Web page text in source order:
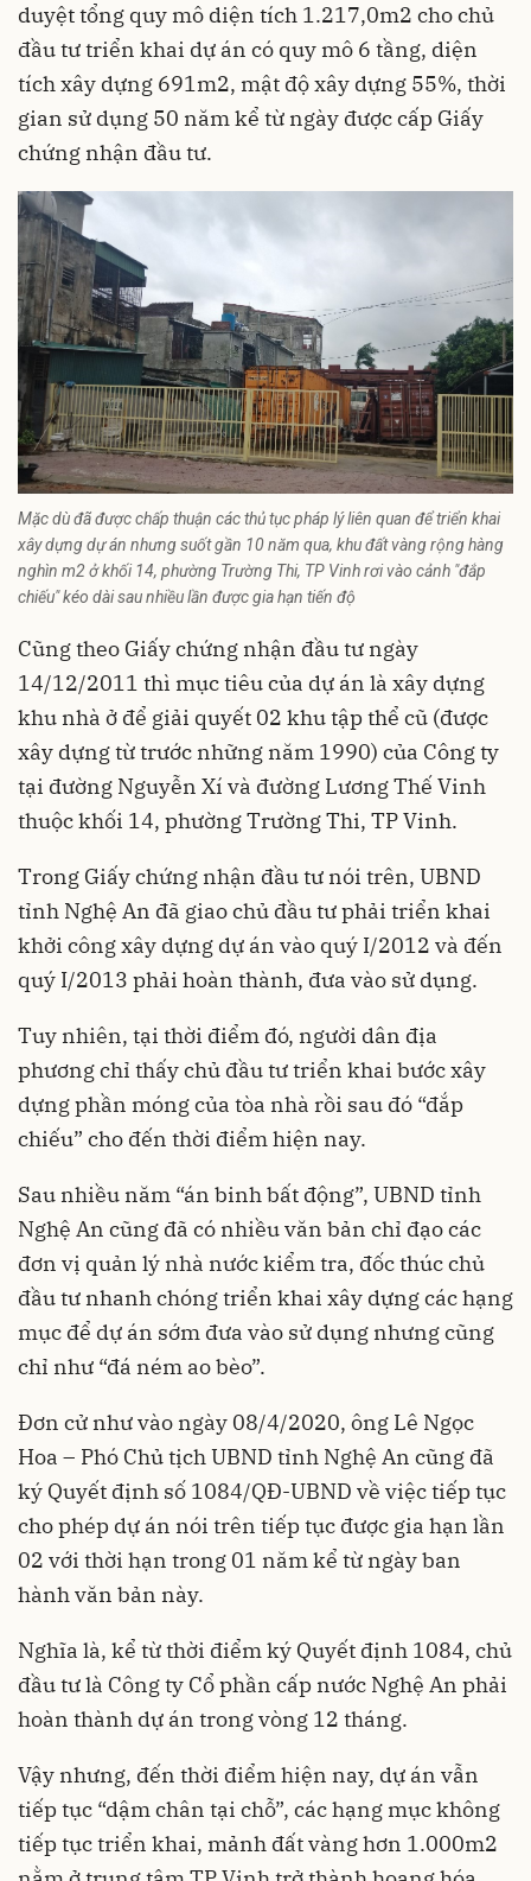
duyệt tổng quy mô diện tích 1.217,0m2 cho chủ
đầu tư triển khai dự án có quy mô 6 tầng, diện
tích xây dựng 691m2, mật độ xây dựng 55%, thời
gian sử dụng 50 năm kể từ ngày được cấp Giấy
chứng nhận đầu tư.
Mặc dù đã được chấp thuận các thủ tục pháp lý liên quan để triển khai
xây dựng dự án nhưng suốt gần 10 năm qua, khu đất vàng rộng hàng
nghìn m2 ở khối 14, phường Trường Thi, TP Vinh rơi vào cảnh "đắp
chiếu" kéo dài sau nhiều lần được gia hạn tiến độ
Cũng theo Giấy chứng nhận đầu tư ngày
14/12/2011 thì mục tiêu của dự án là xây dựng
khu nhà ở để giải quyết 02 khu tập thể cũ (được
xây dựng từ trước những năm 1990) của Công ty
tại đường Nguyễn Xí và đường Lương Thế Vinh
thuộc khối 14, phường Trường Thi, TP Vinh.
Trong Giấy chứng nhận đầu tư nói trên, UBND
tỉnh Nghệ An đã giao chủ đầu tư phải triển khai
khởi công xây dựng dự án vào quý I/2012 và đến
quý I/2013 phải hoàn thành, đưa vào sử dụng.
Tuy nhiên, tại thời điểm đó, người dân địa
phương chỉ thấychủ đầu tưtriển khai bước xây
dựng phần móng của tòa nhà rồi sau đó “đắp
chiếu” cho đến thời điểm hiện nay.
Sau nhiều năm “án binh bất động”, UBND tỉnh
Nghệ An cũng đã có nhiều văn bản chỉ đạo các
đơn vị quản lý nhà nước kiểm tra, đốc thúc chủ
đầu tư nhanh chóng triển khai xây dựng các hạng
mục để dự án sớm đưa vào sử dụng nhưng cũng
chỉ như “đá ném ao bèo”.
Đơn cử như vào ngày 08/4/2020, ông Lê Ngọc
Hoa – Phó Chủ tịch UBND tỉnh Nghệ An cũng đã
ký Quyết định số 1084/QĐ-UBND về việc tiếp tục
cho phép dự án nói trên tiếp tục được gia hạn lần
02 với thời hạn trong 01 năm kể từ ngày ban
hành văn bản này.
Nghĩa là, kể từ thời điểm ký Quyết định 1084, chủ
đầu tư là Công ty Cổ phần cấp nước Nghệ An phải
hoàn thành dự án trong vòng 12 tháng.
Vậy nhưng, đến thời điểm hiện nay, dự án vẫn
tiếp tục “dậm chân tại chỗ”, các hạng mục không
tiếp tục triển khai, mảnh đất vàng hơn 1.000m2